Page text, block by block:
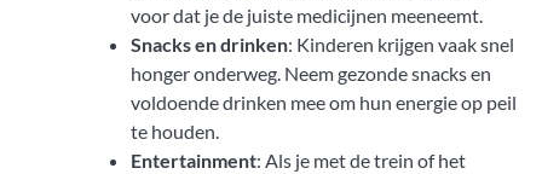
voor dat je de juiste medicijnen meeneemt.
Snacks en drinken: Kinderen krijgen vaak snel
honger onderweg. Neem gezonde snacks en
voldoende drinken mee om hun energie op peil
te houden.
Entertainment: Als je met de trein of het